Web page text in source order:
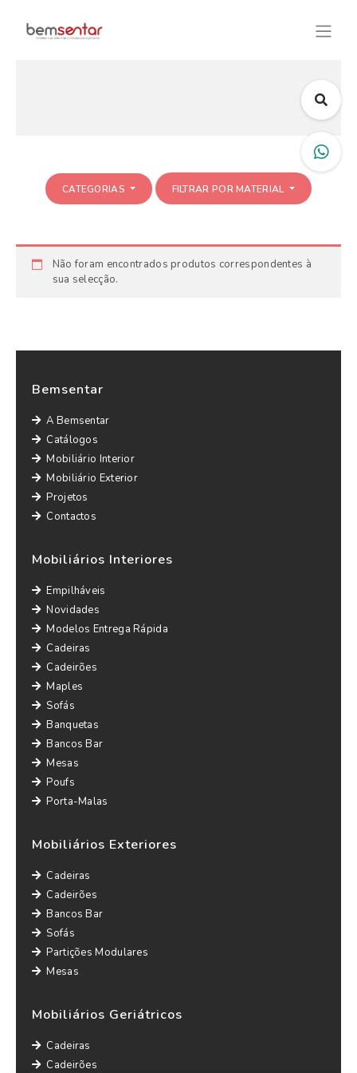
CATEGORIAS FILTRAR POR MATERIAL
Não foram encontrados produtos correspondentes à
sua selecção.
Bemsentar
A Bemsentar
Catálogos
Mobiliário Interior
Mobiliário Exterior
Projetos
Contactos
Mobiliários Interiores
Empilháveis
Novidades
Modelos Entrega Rápida
Cadeiras
Cadeirões
Maples
Sofás
Banquetas
Bancos Bar
Mesas
Poufs
Porta-Malas
Mobiliários Exteriores
Cadeiras
Cadeirões
Bancos Bar
Sofás
Partições Modulares
Mesas
Mobiliários Geriátricos
Cadeiras
Cadeirões